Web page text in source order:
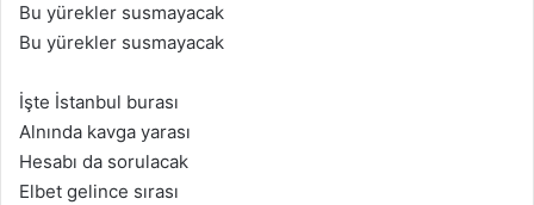
Bu yürekler susmayacak
Bu yürekler susmayacak
İşte İstanbul burası
Alnında kavga yarası
Hesabı da sorulacak
Elbet gelince sırası